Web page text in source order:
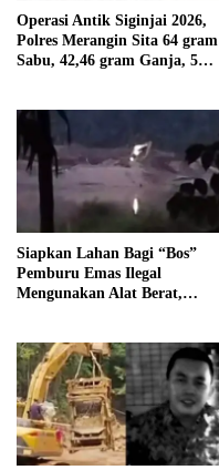
Operasi Antik Siginjai 2026,
Polres Merangin Sita 64 gram
Sabu, 42,46 gram Ganja, 5
Siapkan Lahan Bagi “Bos”
Pemburu Emas Ilegal
Mengunakan Alat Berat,
Terancam di Pecat